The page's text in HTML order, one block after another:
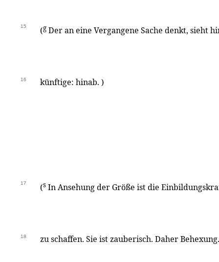
15 (g Der an eine Vergangene Sache denkt, sieht
16 künftige: hinab. )
17 (s In Ansehung der Größe ist die
18 zu schaffen. Sie ist zauberisch. Daher